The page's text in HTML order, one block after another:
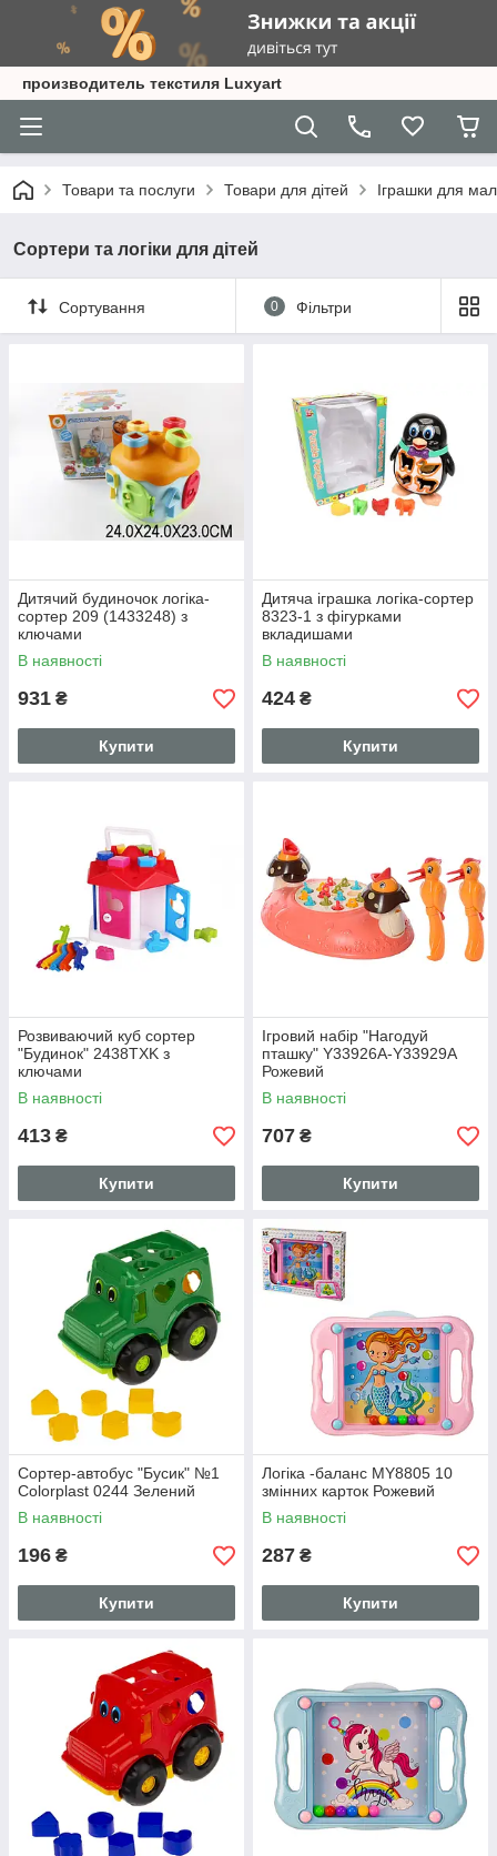
производитель текстиля Luxyart
Товари та послуги Товари для дітей Іграшки для
Сортери та логіки для дітей
Сортування 0 Фільтри
Дитячий будиночок логіка-
сортер 209 (1433248) з
ключами
В наявності
931 ₴
Купити
Дитяча іграшка логіка-сортер
8323-1 з фігурками
вкладишами
В наявності
424 ₴
Купити
Розвиваючий куб сортер
"Будинок" 2438TXK з
ключами
В наявності
413 ₴
Купити
Ігровий набір "Нагодуй
пташку" Y33926A-Y33929A
Рожевий
В наявності
707 ₴
Купити
Сортер-автобус "Бусик" №1
Colorplast 0244 Зелений
В наявності
196 ₴
Купити
Логіка -баланс MY8805 10
змінних карток Рожевий
В наявності
287 ₴
Купити